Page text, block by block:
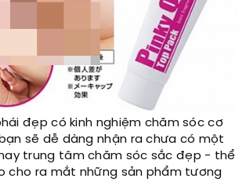
đẹp có kinh nghiệm chăm sóc cơ
sẽ dễ dàng nhận ra chưa có một
trung tâm chăm sóc sắc đẹp - thể
cho ra mắt những sản phẩm tương